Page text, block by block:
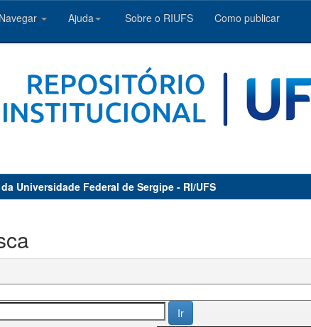
Navegar Ajuda Sobre o RIUFS Como publicar
Universidade Federal de Sergipe - RI/UFS